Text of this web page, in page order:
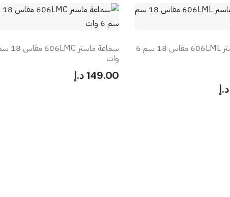
سماعة ماستر 606LML مقاس 18 سم 6
وات
149.00 د.إ